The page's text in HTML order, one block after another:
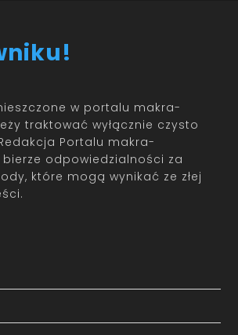
w portalu makra-
traktować wyłącznie czysto
Portalu makra-
odpowiedzialności za
które mogą wynikać ze złej